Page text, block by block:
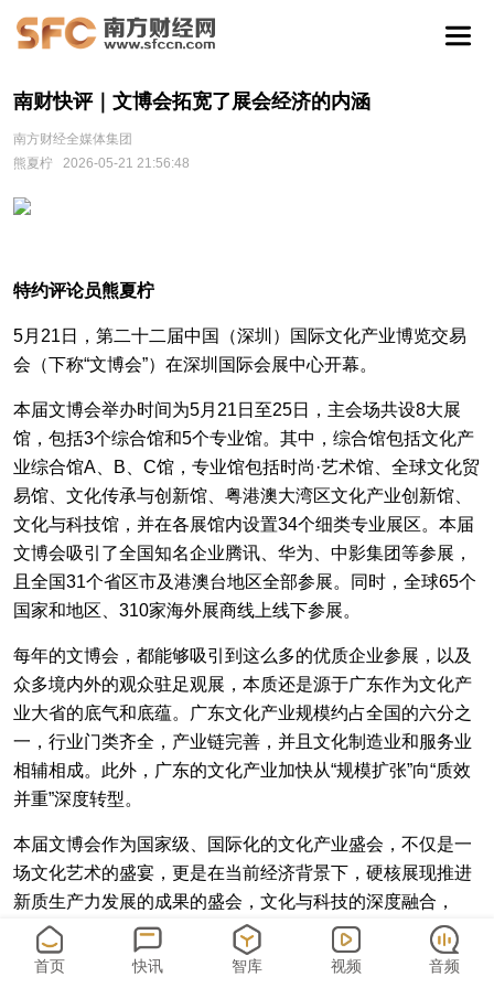
南财快评｜文博会拓宽了展会经济的内涵
南方财经全媒体集团
熊夏柠
2026-05-21 21:56:48
特约评论员熊夏柠
5月21日，第二十二届中国（深圳）国际文化产业博览交易
会（下称“文博会”）在深圳国际会展中心开幕。
本届文博会举办时间为5月21日至25日，主会场共设8大展
馆，包括3个综合馆和5个专业馆。其中，综合馆包括文化产
业综合馆A、B、C馆，专业馆包括时尚·艺术馆、全球文化贸
易馆、文化传承与创新馆、粤港澳大湾区文化产业创新馆、
文化与科技馆，并在各展馆内设置34个细类专业展区。本届
文博会吸引了全国知名企业腾讯、华为、中影集团等参展，
且全国31个省区市及港澳台地区全部参展。同时，全球65个
国家和地区、310家海外展商线上线下参展。
每年的文博会，都能够吸引到这么多的优质企业参展，以及
众多境内外的观众驻足观展，本质还是源于广东作为文化产
业大省的底气和底蕴。广东文化产业规模约占全国的六分之
一，行业门类齐全，产业链完善，并且文化制造业和服务业
相辅相成。此外，广东的文化产业加快从“规模扩张”向“质效
并重”深度转型。
本届文博会作为国家级、国际化的文化产业盛会，不仅是一
场文化艺术的盛宴，更是在当前经济背景下，硬核展现推进
新质生产力发展的成果的盛会，文化与科技的深度融合，
AI、数字艺术、网络视听等前沿技术的集中展示，标志着文
化产业正在从传统的“内容”向“数智化交易”转型升级。科技发
首页 快讯 智库 视频 音频